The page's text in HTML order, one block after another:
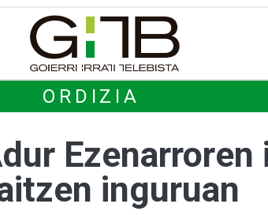
ORDIZIA
inguruan